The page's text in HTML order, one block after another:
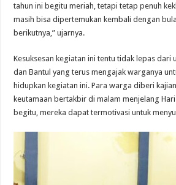
tahun ini begitu meriah, tetapi tetap penuh
masih bisa dipertemukan kembali dengan
berikutnya,” ujarnya.
Kesuksesan kegiatan ini tentu tidak lepas dari
dan Bantul yang terus mengajak warganya
hidupkan kegiatan ini. Para warga diberi
keutamaan bertakbir di malam menjelang
begitu, mereka dapat termotivasi untuk